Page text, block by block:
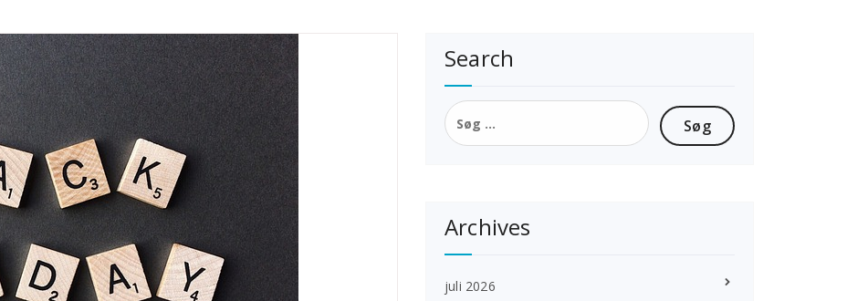
Search
Søg
efter:
Archives
juli 2026